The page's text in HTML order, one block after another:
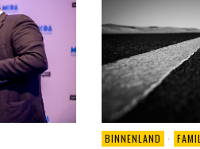
BINNENLAND ·